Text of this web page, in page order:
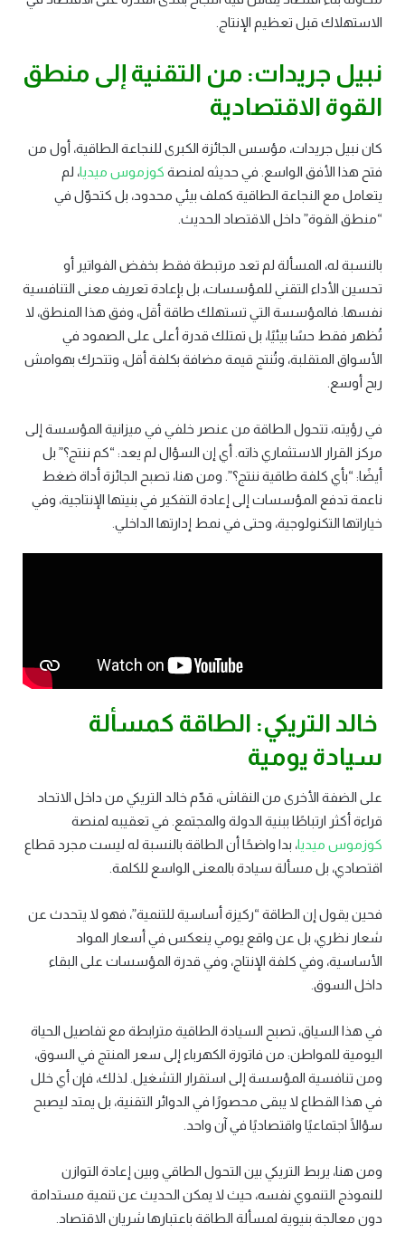
الاستهلاك قبل تعظيم الإنتاج.
نبيل جريدات: من التقنية إلى منطق
القوة الاقتصادية
كان نبيل جريدات، مؤسس الجائزة الكبرى للنجاعة الطاقية، أول من
فتح هذا الأفق الواسع. في حديثه لمنصة كوزموس ميديا، لم
يتعامل مع النجاعة الطاقية كملف بيئي محدود، بل كتحوّل في
“منطق القوة” داخل الاقتصاد الحديث.
بالنسبة له، المسألة لم تعد مرتبطة فقط بخفض الفواتير أو
تحسين الأداء التقني للمؤسسات، بل بإعادة تعريف معنى التنافسية
نفسها. فالمؤسسة التي تستهلك طاقة أقل، وفق هذا المنطق، لا
تُظهر فقط حسًا بيئيًا، بل تمتلك قدرة أعلى على الصمود في
الأسواق المتقلبة، وتُنتج قيمة مضافة بكلفة أقل، وتتحرك بهوامش
ربح أوسع.
في رؤيته، تتحول الطاقة من عنصر خلفي في ميزانية المؤسسة إلى
مركز القرار الاستثماري ذاته. أي إن السؤال لم يعد: “كم ننتج؟” بل
أيضًا: “بأي كلفة طاقية ننتج؟”. ومن هنا، تصبح الجائزة أداة ضغط
ناعمة تدفع المؤسسات إلى إعادة التفكير في بنيتها الإنتاجية، وفي
خياراتها التكنولوجية، وحتى في نمط إدارتها الداخلي.
خالد التريكي: الطاقة كمسألة
سيادة يومية
على الضفة الأخرى من النقاش، قدّم خالد التريكي من داخل الاتحاد
قراءة أكثر ارتباطًا ببنية الدولة والمجتمع. في تعقيبه لمنصة
كوزموس ميديا، بدا واضحًا أن الطاقة بالنسبة له ليست مجرد قطاع
اقتصادي، بل مسألة سيادة بالمعنى الواسع للكلمة.
فحين يقول إن الطاقة “ركيزة أساسية للتنمية”، فهو لا يتحدث عن
شعار نظري، بل عن واقع يومي ينعكس في أسعار المواد
الأساسية، وفي كلفة الإنتاج، وفي قدرة المؤسسات على البقاء
داخل السوق.
في هذا السياق، تصبح السيادة الطاقية مترابطة مع تفاصيل الحياة
اليومية للمواطن: من فاتورة الكهرباء إلى سعر المنتج في السوق،
ومن تنافسية المؤسسة إلى استقرار التشغيل. لذلك، فإن أي خلل
في هذا القطاع لا يبقى محصورًا في الدوائر التقنية، بل يمتد ليصبح
سؤالًا اجتماعيًا واقتصاديًا في آن واحد.
ومن هنا، يربط التريكي بين التحول الطاقي وبين إعادة التوازن
للنموذج التنموي نفسه، حيث لا يمكن الحديث عن تنمية مستدامة
دون معالجة بنيوية لمسألة الطاقة باعتبارها شريان الاقتصاد.